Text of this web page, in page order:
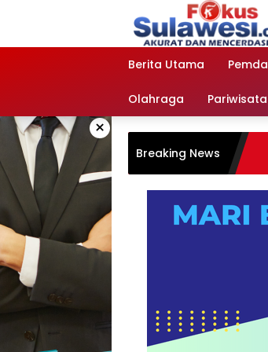
Berita Utama
Pemda
Olahraga Pariwisata
×
Breaking News